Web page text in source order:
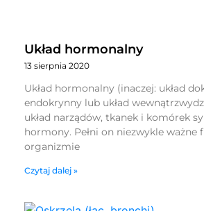
Układ hormonalny
13 sierpnia 2020
Układ hormonalny (inaczej: układ
endokrynny lub układ
układ narządów, tkanek i komórek
hormony. Pełni on niezwykle ważne
organizmie
Czytaj dalej »